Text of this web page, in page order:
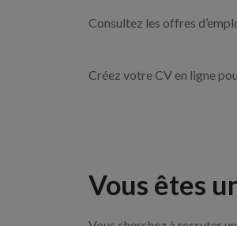
Consultez les offres
Créez votre CV en ligne
Vous êtes